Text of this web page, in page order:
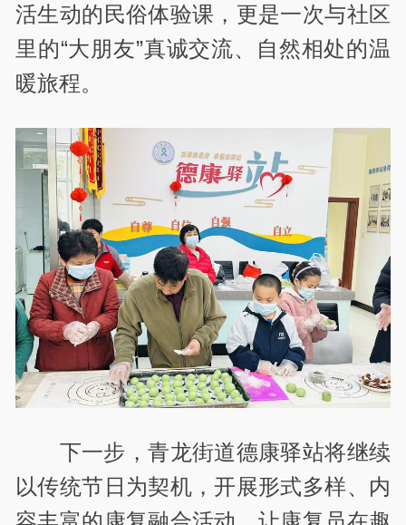
活生动的民俗体验课，更是一次与社区
里的“大朋友”真诚交流、自然相处的温
暖旅程。
下一步，青龙街道德康驿站将继续
以传统节日为契机，开展形式多样、内